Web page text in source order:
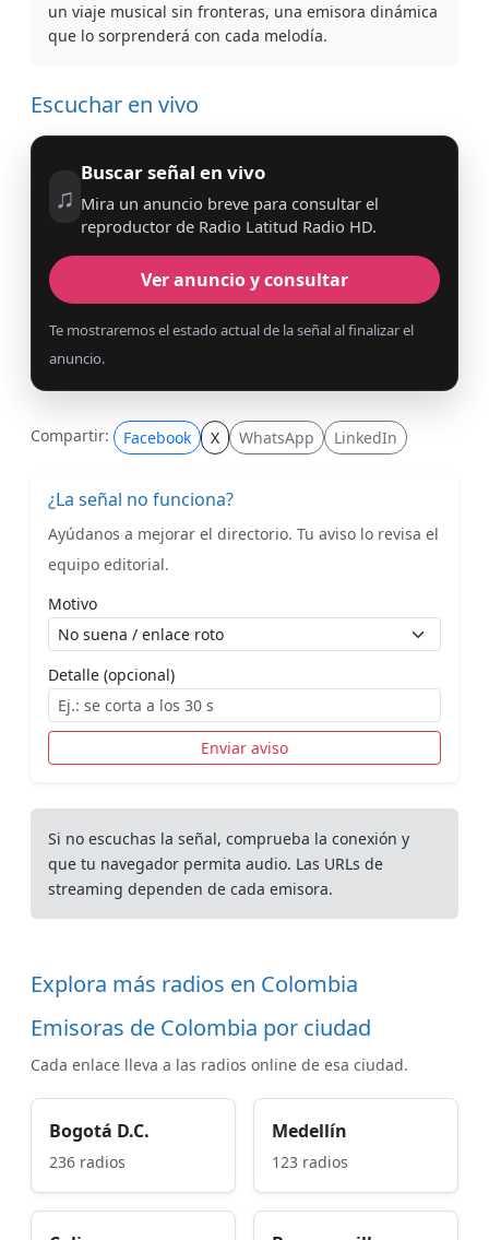
un viaje musical sin fronteras, una emisora dinámica
que lo sorprenderá con cada melodía.
Escuchar en vivo
♫
Buscar señal en vivo
Mira un anuncio breve para consultar el
reproductor de Radio Latitud Radio HD.
Ver anuncio y consultar
Te mostraremos el estado actual de la señal al finalizar el
anuncio.
Compartir: Facebook X WhatsApp LinkedIn
¿La señal no funciona?
Ayúdanos a mejorar el directorio. Tu aviso lo revisa el
equipo editorial.
Motivo
Detalle (opcional)
Enviar aviso
Si no escuchas la señal, comprueba la conexión y
que tu navegador permita audio. Las URLs de
streaming dependen de cada emisora.
Explora más radios en Colombia
Emisoras de Colombia por ciudad
Cada enlace lleva a las radios online de esa ciudad.
Bogotá D.C.
236 radios
Medellín
123 radios